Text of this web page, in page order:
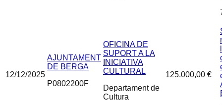
12/12/2025
AJUNTAMENT
DE BERGA
P0802200F
OFICINA DE
SUPORT A LA
INICIATIVA
CULTURAL
Departament de
Cultura
125.000,00 €